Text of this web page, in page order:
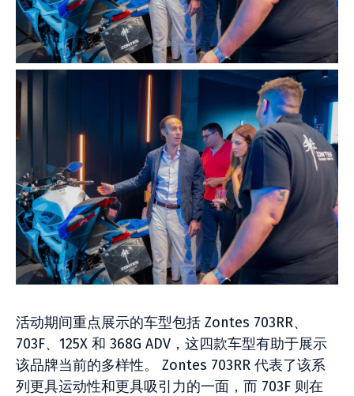
活动期间重点展示的车型包括 Zontes 703RR、
703F、125X 和 368G ADV，这四款车型有助于展示
该品牌当前的多样性。 Zontes 703RR 代表了该系
列更具运动性和更具吸引力的一面，而 703F 则在